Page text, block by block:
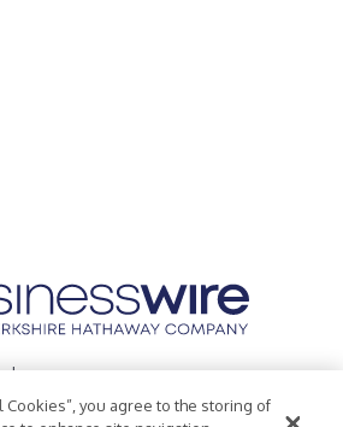
Inc.
Policy Accessibility Statement
Cookies”, you agree to the storing of